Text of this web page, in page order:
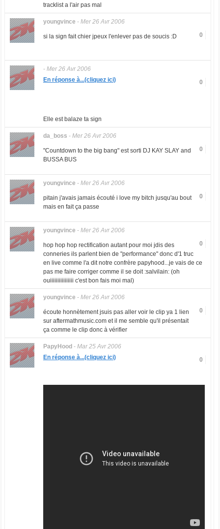
tracklist a l'air pas mal
youngvince - Mer 26 Avr 2006
0
si la sign fait chier jpeux l'enlever pas de soucis :D
- Mer 26 Avr 2006
0
En réponse à...(cliquez ici)
Elle est balaze ta sign
da_boss - Mer 26 Avr 2006
0
"Countdown to the big bang" est sorti DJ KAY SLAY and
BUSSA BUS
youngvince - Mer 26 Avr 2006
0
pitain j'avais jamais écouté i love my bitch jusqu'au bout
mais en fait ça passe
youngvince - Mer 26 Avr 2006
0
hop hop hop rectification autant pour moi jdis des
conneries ils parlent bien de "performance" donc d'1 truc
en live comme l'a dit notre confrère papyhood...je vais de ce
pas me faire corriger comme il se doit :salvilain: (oh
ouiiiiiiiiiiiiiiii c'est bon fais moi mal)
youngvince - Mer 26 Avr 2006
0
écoute honnètement jsuis pas aller voir le clip ya 1 lien
sur aftermathmusic.com et il me semble qu'il présentait
ça comme le clip donc à vérifier
PapyHood - Mar 25 Avr 2006
0
En réponse à...(cliquez ici)